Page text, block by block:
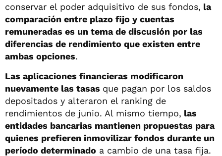
conservar el poder adquisitivo de sus fondos, la
comparación entre plazo fijo y cuentas
remuneradas es un tema de discusión por las
diferencias de rendimiento que existen entre
ambas opciones.
Las aplicaciones financieras modificaron
nuevamente las tasas que pagan por los saldos
depositados y alteraron el ranking de
rendimientos de junio. Al mismo tiempo, las
entidades bancarias mantienen propuestas para
quienes prefieren inmovilizar fondos durante un
período determinado a cambio de una tasa fija.